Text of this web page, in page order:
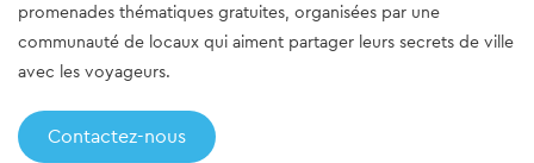
promenades thématiques gratuites, organisées par une
communauté de locaux qui aiment partager leurs secrets de ville
avec les voyageurs.
Contactez-nous